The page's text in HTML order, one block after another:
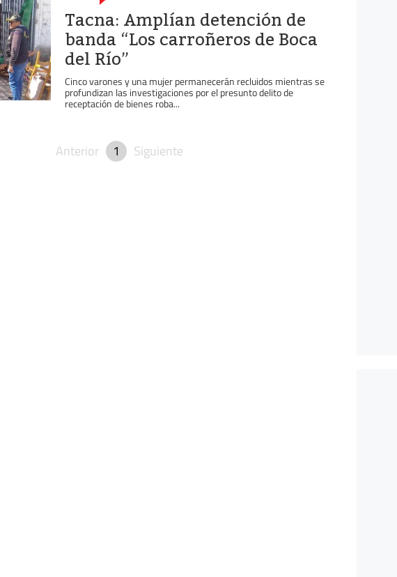
Tacna: Amplían detención de
banda “Los carroñeros de Boca
del Río”
Cinco varones y una mujer permanecerán recluidos mientras se
profundizan las investigaciones por el presunto delito de
receptación de bienes roba...
Anterior 1 Siguiente